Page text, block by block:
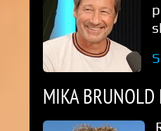
MIKA BRUNOLD